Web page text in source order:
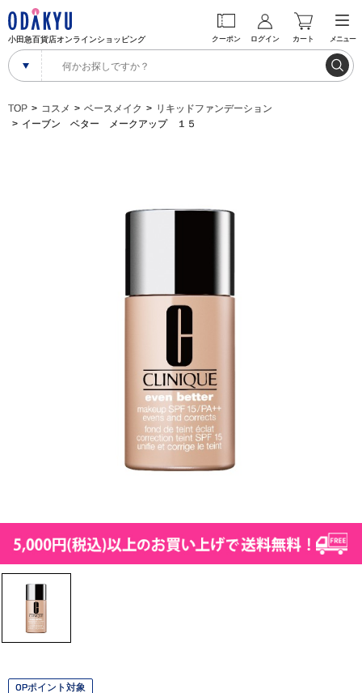
小田急百貨店オンラインショッピング クーポン ログイン カート メニュー
TOP コスメ ベースメイク
リキッドファンデーション
イーブン ベター メークアップ １５
OPポイント対象